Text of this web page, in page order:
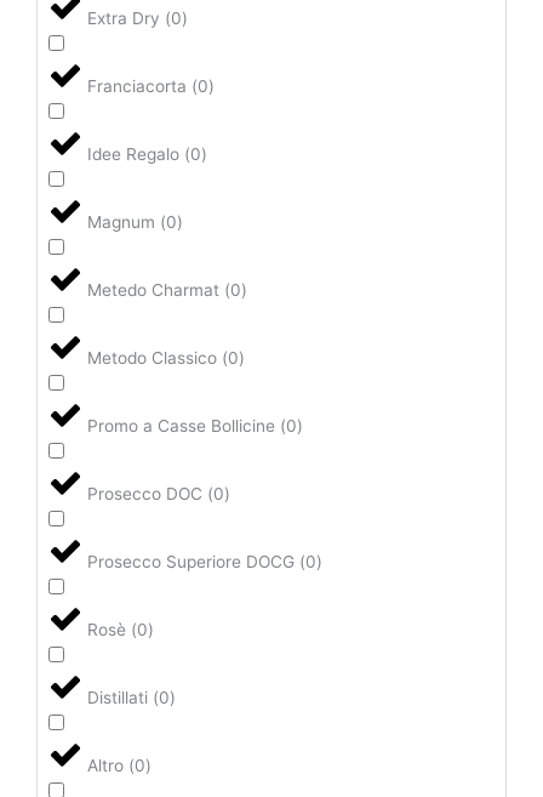
Extra Dry (0)
Franciacorta (0)
Idee Regalo (0)
Magnum (0)
Metedo Charmat (0)
Metodo Classico (0)
Promo a Casse Bollicine (0)
Prosecco DOC (0)
Prosecco Superiore DOCG (0)
Rosè (0)
Distillati (0)
Altro (0)